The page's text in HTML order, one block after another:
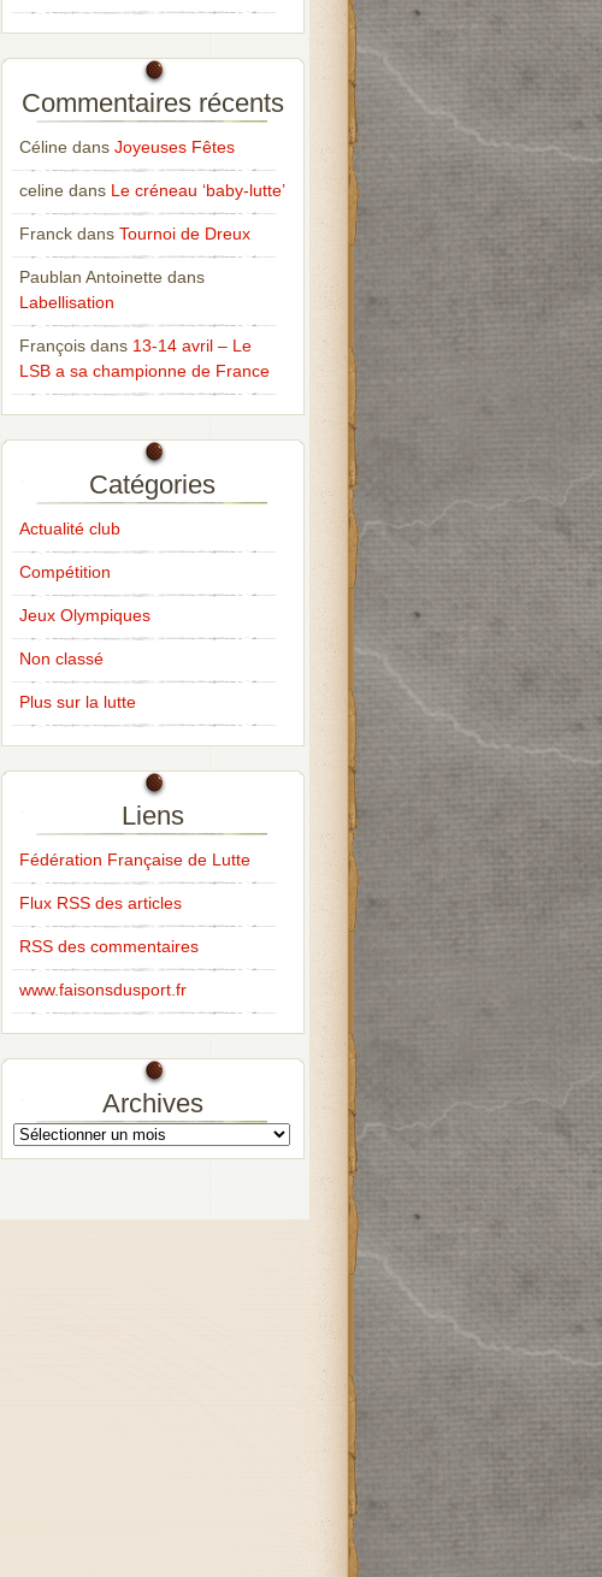
Commentaires récents
Célinedans Joyeuses Fêtes
celinedans Le créneau ‘baby-lutte’
Franckdans Tournoi de Dreux
Paublan Antoinettedans
Labellisation
Françoisdans 13-14 avril – Le
LSB a sa championne de France
Catégories
Actualité club
Compétition
Jeux Olympiques
Non classé
Plus sur la lutte
Liens
Fédération Française de Lutte
Flux RSS des articles
RSS des commentaires
www.faisonsdusport.fr
Archives
Archives